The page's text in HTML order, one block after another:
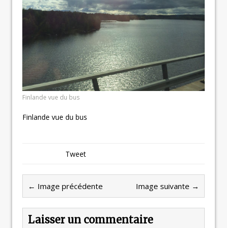
Finlande vue du bus
Finlande vue du bus
Tweet
← Image précédente Image suivante →
Laisser un commentaire